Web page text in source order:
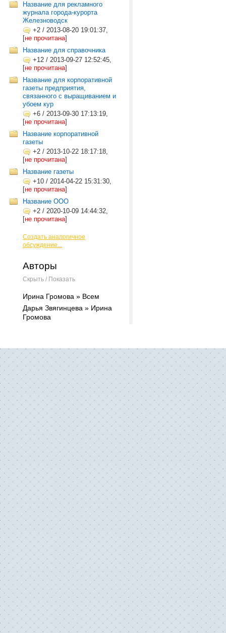
Название для рекламного
журнала города-курорта
Железноводск
+2 / 2013-08-20 19:01:37,
[не прочитана]
Название для справочника
+12 / 2013-09-27 12:52:45,
[не прочитана]
Название для корпоративной
газеты предприятия,
связанного с выращиванием и
убоем кур
+6 / 2013-09-30 17:13:19,
[не прочитана]
Название корпоративной
газеты
+2 / 2013-10-22 18:17:18,
[не прочитана]
Название газеты
+10 / 2014-04-22 15:31:30,
[не прочитана]
Название ООО
+2 / 2020-10-09 14:44:32,
[не прочитана]
Создать аналогичное
обсуждение...
Авторы
Скрыть / Показать
Ирина Громова » Всем
Дарья Звягинцева » Ирина
Громова